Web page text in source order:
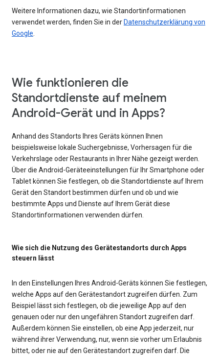
Weitere Informationen dazu, wie Standortinformationen
verwendet werden, finden Sie in der Datenschutzerklärung von
Google
Wie funktionieren die
Standortdienste auf meinem
Android-Gerät und in Apps?
Anhand des Standorts Ihres Geräts können Ihnen
beispielsweise lokale Suchergebnisse, Vorhersagen für die
Verkehrslage oder Restaurants in Ihrer Nähe gezeigt werden.
Über die Android-Geräteeinstellungen für Ihr Smartphone oder
Tablet können Sie festlegen, ob die Standortdienste auf Ihrem
Gerät den Standort bestimmen dürfen und ob und wie
bestimmte Apps und Dienste auf Ihrem Gerät diese
Standortinformationen verwenden dürfen.
Wie sich die Nutzung des Gerätestandorts durch Apps
steuern lässt
In den Einstellungen Ihres Android-Geräts können Sie festlegen,
welche Apps auf den Gerätestandort zugreifen dürfen. Zum
Beispiel lässt sich festlegen, ob die jeweilige App auf den
genauen oder nur den ungefähren Standort zugreifen darf.
Außerdem können Sie einstellen, ob eine App jederzeit, nur
während ihrer Verwendung, nur, wenn sie vorher um Erlaubnis
bittet, oder nie auf den Gerätestandort zugreifen darf. Die